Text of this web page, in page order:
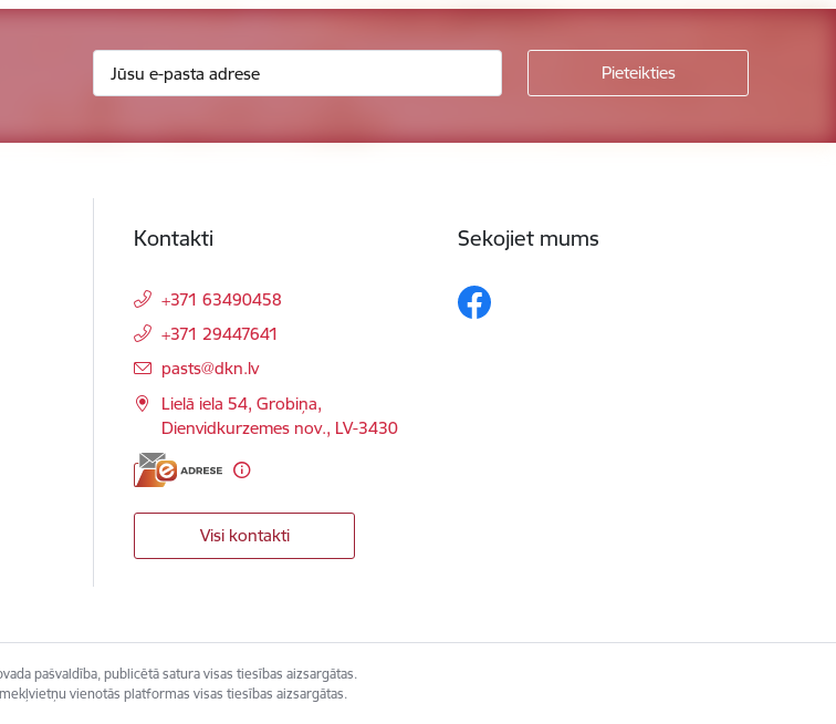
Kontakti
+371 63490458
+371 29447641
E-pasts:
pasts@dkn.lv
Lielā iela 54, Grobiņa,
Dienvidkurzemes nov., LV-3430
Visi kontakti
Sekojiet mums
pašvaldība, publicētā satura visas tiesības aizsargātas.
vienotās platformas visas tiesības aizsargātas.